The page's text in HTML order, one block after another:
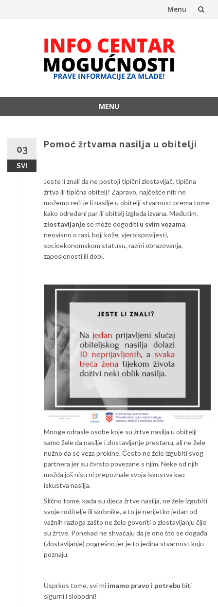
Menu
MENU
03
SVI
Pomoć žrtvama nasilja u obitelji
Jeste li znali da ne postoji tipični zlostavljač, tipična
žrtva ili tipična obitelj? Zapravo, najčešće niti ne
možemo reći je li nasilje u obitelji stvarnost prema tome
kako određeni par ili obitelj izgleda izvana. Međutim,
zlostavljanje se može dogoditi u svim vezama,
neovisno o rasi, boji kože, vjeroispovijesti,
socioekonomskom statusu, razini obrazovanja,
zaposlenosti ili dobi.
Mnoge odrasle osobe koje su žrtve nasilja u obitelji
samo žele da nasilje i zlostavljanje prestanu, ali ne žele
nužno da se veza prekine. Često ne žele izgubiti svog
partnera jer su čvrsto povezane s njim. Neke od njih
možda još nisu ni prepoznale svoja iskustva kao
iskustva nasilja.
Slično tome, kada su djeca žrtve nasilja, ne žele izgubiti
svoje roditelje ili skrbnike, a to je nerijetko jedan od
važnih razloga zašto ne žele govoriti o zlostavljanju čije
su žrtve. Ponekad ne shvaćaju da je ono što se događa
(zlostavljanje) pogrešno jer je to jedina stvarnost koju
poznaju.
Usprkos tome, svi mi imamo pravo i potrebu biti
sigurni i slobodni!